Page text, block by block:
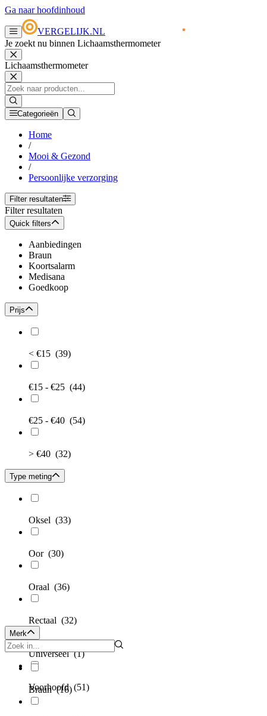
Ga naar hoofdinhoud
VERGELIJK.NL
Je zoekt nu binnen Lichaamsthermometer
Lichaamsthermometer
Categorieën
Home
/
Mooi & Gezond
/
Persoonlijke verzorging
Filter resultaten
Filter resultaten
Quick filters
Aanbiedingen
Braun
Koortsalarm
Medisana
Goedkoop
Prijs
< €15 (39)
€15 - €25 (44)
€25 - €40 (54)
> €40 (32)
Type meting
Oksel (33)
Oor (30)
Oraal (36)
Rectaal (32)
Universeel(1)
Voorhoofd(51)
Merk
Braun(16)